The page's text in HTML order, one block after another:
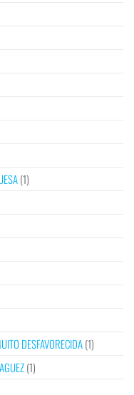
(1)
DESFAVORECIDA(1)
(1)